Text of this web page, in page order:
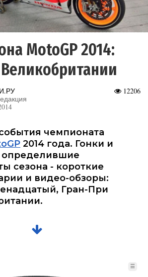
MotoGP 2014:
12206
чемпионата
2014 года. Гонки и
определившие
сезона - короткие
и видео-обзоры:
Гран-При
☰